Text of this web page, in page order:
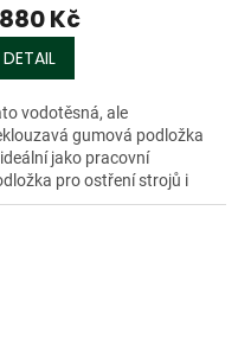
Kč
DETAIL
vodotěsná, ale
gumová podložka
jako pracovní
pro ostření strojů i
ruční...